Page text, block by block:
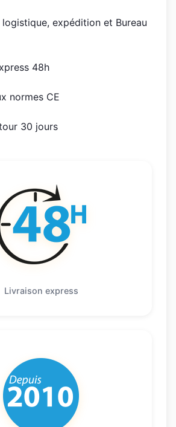
expédition et Bureau
48h
normes CE
30 jours
Livraison express